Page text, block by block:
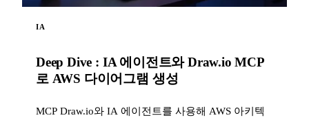
IA
Deep Dive : IA 에이전트와 Draw.io MCP
로 AWS 다이어그램 생성
MCP Draw.io와 IA 에이전트를 사용해 AWS 아키텍